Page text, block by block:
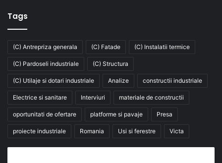
Tags
(C) Antrepriza generala (C) Fatade (C) Instalatii termice
(C) Pardoseli industriale (C) Structura
(C) Utilaje si dotari industriale Analize constructii industriale
Electrice si sanitare Interviuri materiale de constructii
oportunitati de ofertare platforme si pavaje Presa
proiecte industriale Romania Usi si ferestre Victa